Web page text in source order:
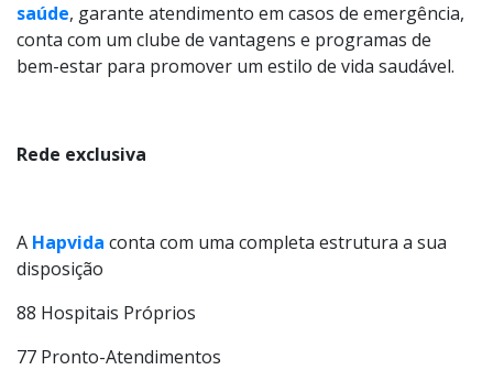
saúde, garante atendimento em casos de emergência,
conta com um clube de vantagens e programas de
bem-estar para promover um estilo de vida saudável.
Rede exclusiva
A Hapvida conta com uma completa estrutura a sua
disposição
88 Hospitais Próprios
77 Pronto-Atendimentos